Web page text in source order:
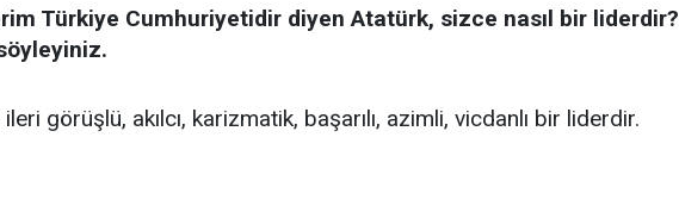
Türkiye Cumhuriyetidir diyen Atatürk, sizce nasıl bir liderdir?
ileri görüşlü, akılcı, karizmatik, başarılı, azimli, vicdanlı bir liderdir.